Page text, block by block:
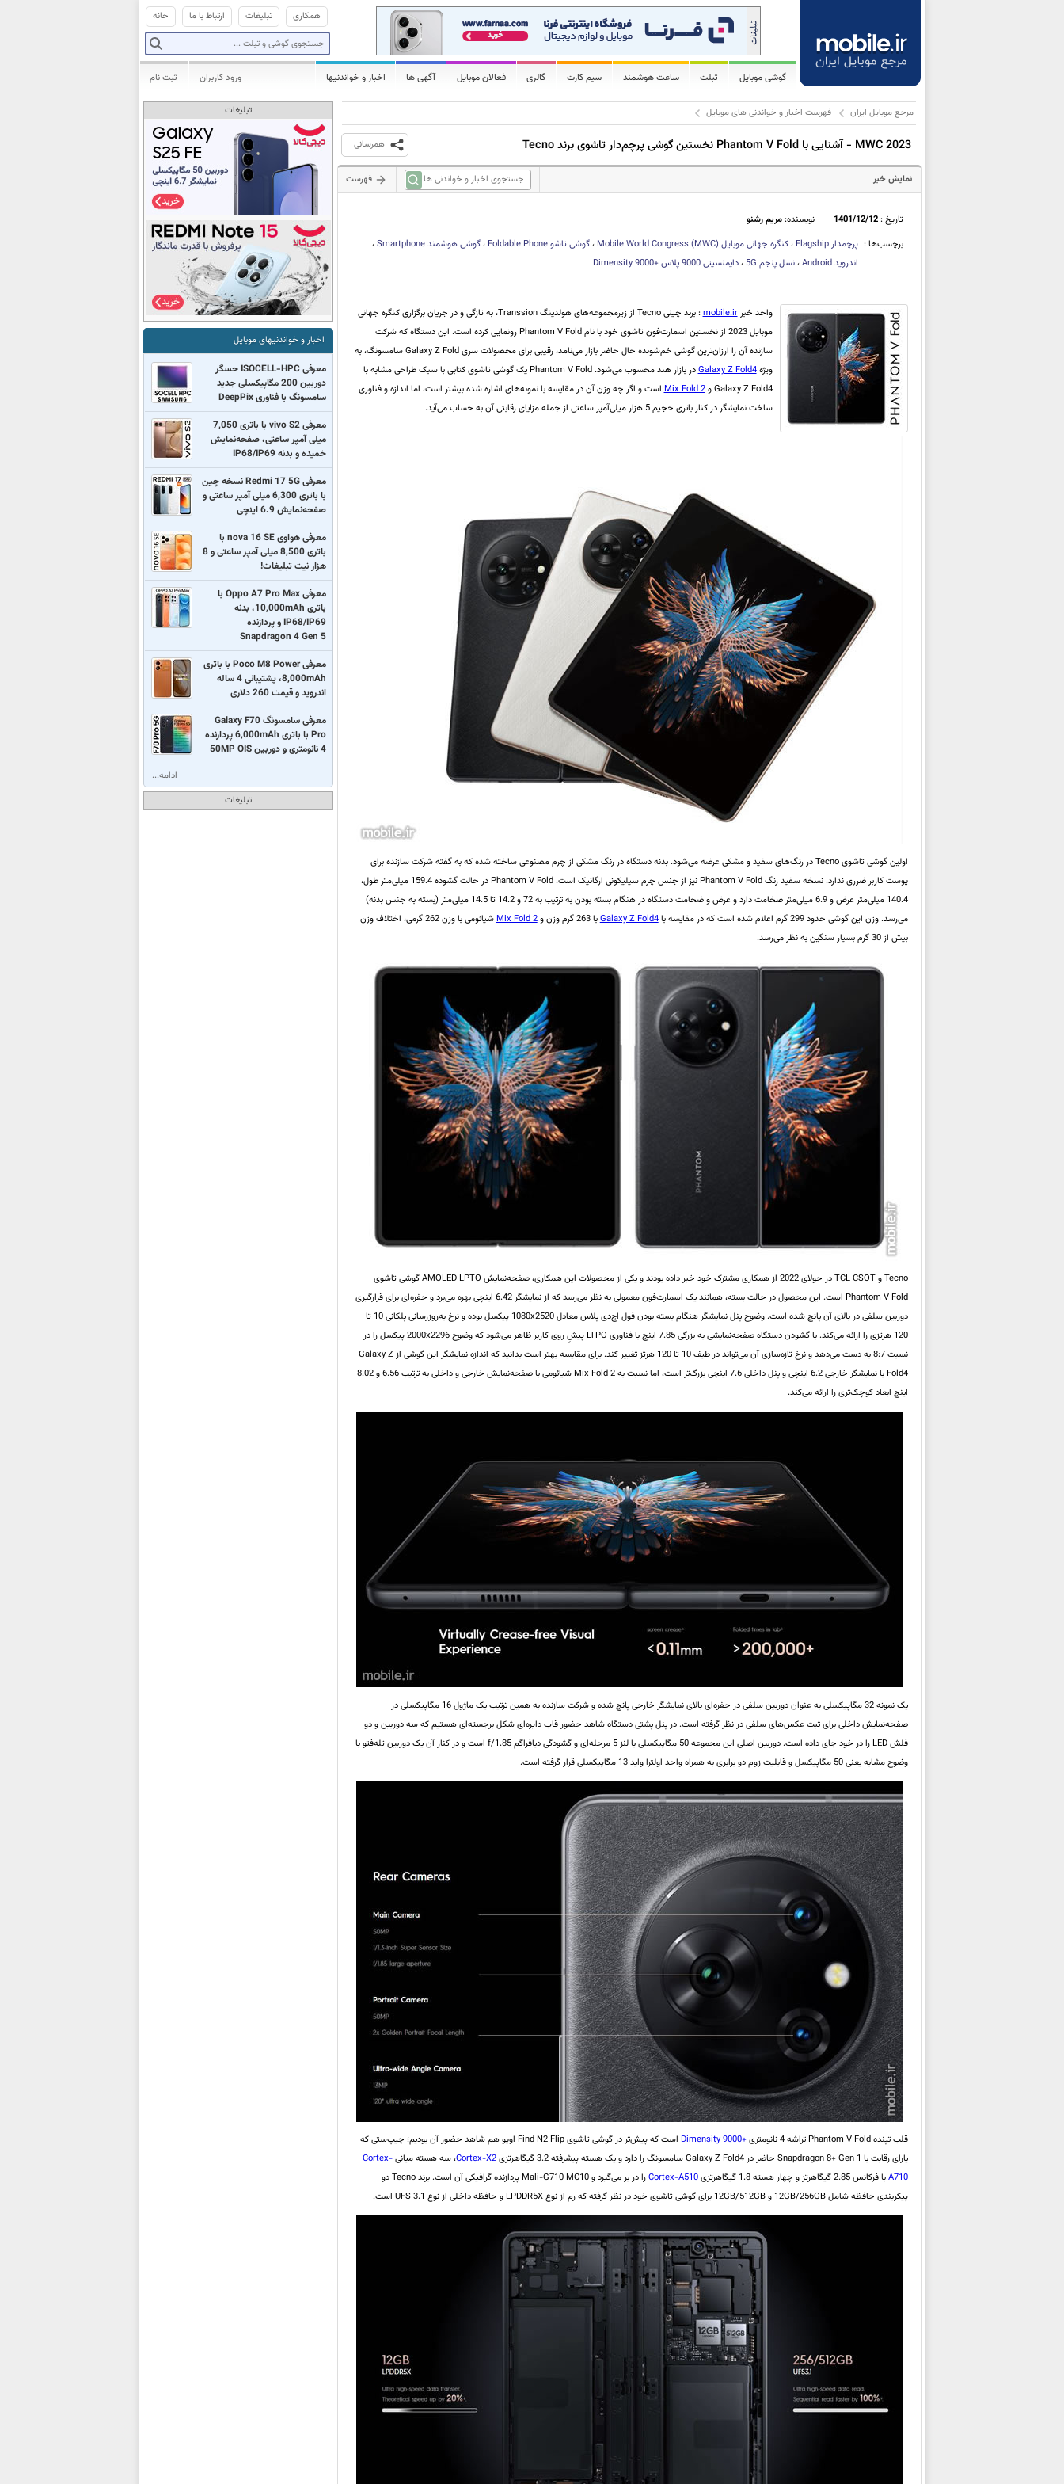
خانه ارتباط با ما تبلیغات همکاری
گوشی موبایل تبلت ساعت هوشمند سیم کارت گالری فعالان موبایل آگهی ها اخبار و خواندنیها ثبت نام ورود کاربران
مرجع موبایل ایران فهرست اخبار و خواندنی های موبایل
MWC 2023 - آشنایی با Phantom V Fold نخستین گوشی پرچم‌دار تاشوی برند Tecno همرسانی
نمایش خبر فهرست
تاریخ :1401/12/12 نویسنده:مریم رشنو
برچسب‌ها : پرچمدارFlagship ،کنگره جهانی موبایل Mobile World Congress (MWC) ،گوشی تاشوFoldable Phone ،گوشی هوشمندSmartphone،
اندرویدAndroid،نسل پنجم 5G ،دایمنسیتی 9000 پلاس Dimensity 9000+
واحد خبرmobile.ir
: برند چینی Tecno از زیرمجموعه‌های هولدینگ Transsion، به تازگی و در جریان برگزاری کنگره جهانی
موبایل 2023 از نخستین اسمارت‌فون تاشوی خود با نام Phantom V Fold رونمایی کرده است. این دستگاه که شرکت
سازنده آن را ارزان‌ترین گوشی خم‌شونده حال حاضر بازار می‌نامد، رقیبی برای محصولات سری Galaxy Z Fold سامسونگ، به
ویژهGalaxy Z Fold4
در بازار هند محسوب می‌شود. Phantom V Fold یک گوشی تاشوی کتابی با سبک طراحی مشابه با
Galaxy Z Fold4 و
Mix Fold 2است و اگر چه وزن آن در مقایسه با نمونه‌های اشاره‌ شده بیشتر است، اما اندازه و فناوری
ساخت نمایشگر در کنار باتری حجیم 5 هزار میلی‌آمپر ساعتی از جمله مزایای رقابتی آن به حساب می‌آید.
اولین گوشی تاشوی Tecno در رنگ‌های سفید و مشکی عرضه می‌شود. بدنه دستگاه در رنگ مشکی از چرم مصنوعی ساخته شده که به گفته شرکت سازنده برای
پوست کاربر ضرری ندارد. نسخه سفید رنگ Phantom V Fold نیز از جنس چرم سیلیکونی ارگانیک است. Phantom V Fold در حالت گشوده‌ 159.4 میلی‌متر طول،
140.4 میلی‌متر عرض و 6.9 میلی‌متر ضخامت دارد و عرض و ضخامت دستگاه در هنگام بسته بودن به ترتیب به 72 و 14.2 تا 14.5 میلی‌متر (بسته به جنس بدنه)
می‌رسد. وزن این گوشی حدود 299 گرم اعلام شده است که در مقایسه با
Galaxy Z Fold4با 263 گرم وزن و Mix Fold 2
شیائومی با وزن 262 گرمی، اختلاف وزن
بیش از 30 گرم بسیار سنگین به نظر می‌رسد.
Tecno و TCL CSOT در جولای 2022 از همکاری مشترک خود خبر داده بودند و یکی از محصولات این همکاری، صفحه‌نمایش AMOLED LPTO گوشی تاشوی
Phantom V Fold است. این محصول در حالت بسته، همانند یک اسمارت‌فون معمولی به نظر می‌رسد که از نمایشگر 6.42 اینچی بهره می‌برد و حفره‌ای برای قرارگیری
دوربین سلفی در بالای آن پانچ شده است. وضوح پنل نمایشگر هنگام بسته بودن فول اچ‌دی پلاس معادل 1080x2520 پیکسل بوده و نرخ به‌روزرسانی پلکانی 10 تا
120 هرتزی را ارائه می‌کند. با گشودن دستگاه صفحه‌نمایشی به بزرگی 7.85 اینچ با فناوری LTPO پیشِ روی کاربر ظاهر می‌شود که وضوح 2000x2296 پیکسل را در
نسبت 8:7 به دست می‌دهد و نرخ تازه‌سازی آن می‌تواند در طیف 10 تا 120 هرتز تغییر کند. برای مقایسه بهتر است بدانید که اندازه نمایشگر این گوشی از Galaxy Z
Fold4 با نمایشگر خارجی 6.2 اینچی و پنل داخلی 7.6 اینچی بزرگ‌تر است، اما نسبت به Mix Fold 2 شیائومی با صفحه‌نمایش خارجی و داخلی به ترتیب 6.56 و 8.02
اینچ ابعاد کوچک‌تری را ارائه می‌کند.
یک نمونه 32 مگاپیکسلی به عنوان دوربین سلفی در حفره‌ای بالای نمایشگر خارجی پانچ شده و شرکت سازنده به همین ترتیب یک ماژول 16 مگاپیکسلی در
صفحه‌نمایش داخلی برای ثبت عکس‌های سلفی در نظر گرفته است. در پنل پشتی دستگاه شاهد حضور قاب دایره‌ای شکل برجسته‌ای هستیم که سه دوربین و دو
فلش LED را در خود جای داده است. دوربین اصلی این مجموعه 50 مگاپیکسلی با لنز 5 مرحله‌ای و گشودگی دیافراگم f/1.85 است و در کنار آن یک دوربین تله‌فتو با
وضوح مشابه یعنی 50 مگاپیکسل و قابلیت زوم دو برابری به همراه واحد اولترا واید 13 مگاپیکسلی قرار گرفته است.
قلب تپنده Phantom V Fold تراشه 4 نانومتری +Dimensity 9000
است که پیش‌تر در گوشی تاشوی Find N2 Flip اوپو هم شاهد حضور آن بودیم؛ چیپ‌ستی که
یارای رقابت با Snapdragon 8+ Gen 1 حاضر در Galaxy Z Fold4 سامسونگ را دارد و یک هسته پیشرفته 3.2 گیگاهرتزی
Cortex-X2، سه هسته میانیCortex-
A710با فرکانس 2.85 گیگاهرتز و چهار هسته 1.8 گیگاهرتزی Cortex-A510
را در بر می‌گیرد و Mali-G710 MC10 پردازنده گرافیکی آن است. برند Tecno دو
پیکربندی حافظه شامل 12GB/256GB و 12GB/512GB برای گوشی تاشوی خود در نظر گرفته که رم از نوع LPDDR5X و حافظه داخلی از نوع UFS 3.1 است.
تبلیغات
اخبار و خواندنیهای موبایل
معرفی ISOCELL-HPC حسگر
دوربین 200 مگاپیکسلی جدید
سامسونگ با فناوری DeepPix
معرفی vivo S2 با باتری 7,050
میلی آمپر ساعتی، صفحه‌نمایش
خمیده و بدنه IP68/IP69
معرفی Redmi 17 5G نسخه چین
با باتری 6,300 میلی آمپر ساعتی و
صفحه‌نمایش 6.9 اینچی
معرفی هواوی nova 16 SE با
باتری 8,500 میلی آمپر ساعتی و 8
هزار نیت تبلیغات!
معرفی Oppo A7 Pro Max با
باتری 10,000mAh، بدنه
IP68/IP69 و پردازنده
Snapdragon 4 Gen 5
معرفی Poco M8 Power با باتری
8,000mAh، پشتیبانی 4 ساله
اندروید و قیمت 260 دلاری
معرفی سامسونگ Galaxy F70
Pro با باتری 6,000mAh پردازنده
4 نانومتری و دوربین 50MP OIS
ادامه...
تبلیغات